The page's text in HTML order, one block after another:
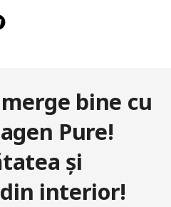
bine cu
Pure!
și
interior!